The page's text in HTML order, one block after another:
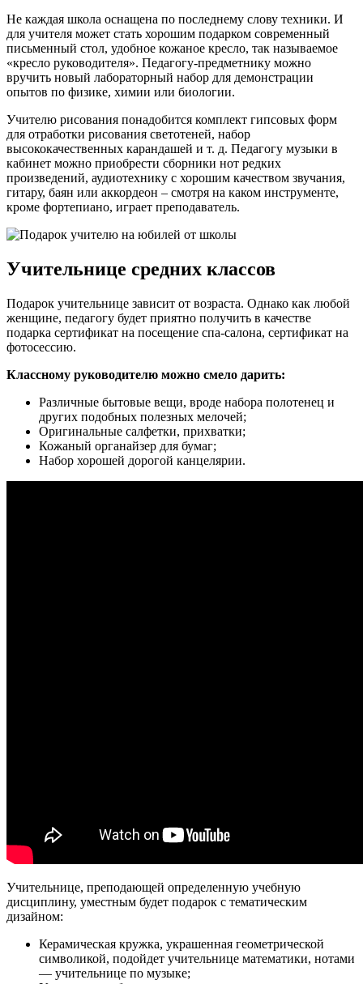
Не каждая школа оснащена по последнему слову техники. И
для учителя может стать хорошим подарком современный
письменный стол, удобное кожаное кресло, так называемое
«кресло руководителя». Педагогу-предметнику можно
вручить новый лабораторный набор для демонстрации
опытов по физике, химии или биологии.
Учителю рисования понадобится комплект гипсовых форм
для отработки рисования светотеней, набор
высококачественных карандашей и т. д. Педагогу музыки в
кабинет можно приобрести сборники нот редких
произведений, аудиотехнику с хорошим качеством звучания,
гитару, баян или аккордеон – смотря на каком инструменте,
кроме фортепиано, играет преподаватель.
Учительнице средних классов
Подарок учительнице зависит от возраста. Однако как любой
женщине, педагогу будет приятно получить в качестве
подарка сертификат на посещение спа-салона, сертификат на
фотосессию.
Классному руководителю можно смело дарить:
Различные бытовые вещи, вроде набора полотенец и
других подобных полезных мелочей;
Оригинальные салфетки, прихватки;
Кожаный органайзер для бумаг;
Набор хорошей дорогой канцелярии.
Учительнице, преподающей определенную учебную
дисциплину, уместным будет подарок с тематическим
дизайном:
Керамическая кружка, украшенная геометрической
символикой, подойдет учительнице математики, нотами
— учительнице по музыке;